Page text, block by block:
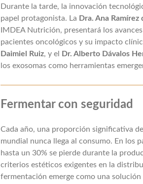
Durante la tarde, la innovación
papel protagonista. La Dra. Ana Ramírez
IMDEA Nutrición, presentará los
pacientes oncológicos y su impacto
Daimiel Ruiz, y el Dr. Alberto Dávalos
los exosomas como herramientas
Fermentar con seguridad
Cada año, una proporción significativa
mundial nunca llega al consumo. En los
hasta un 30% se pierde durante la
criterios estéticos exigentes en la
fermentación emerge como una